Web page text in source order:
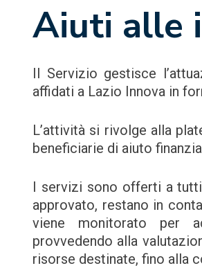
Aiuti alle
Il Servizio gestisce
affidati a Lazio Innova in
L’attività si rivolge alla
beneficiarie di aiuto
I servizi sono offerti a
approvato, restano in
viene monitorato per
provvedendo alla
risorse destinate, fino alla